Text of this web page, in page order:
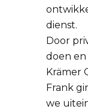
dienst.
Door
doen en
Krämer
Frank
we